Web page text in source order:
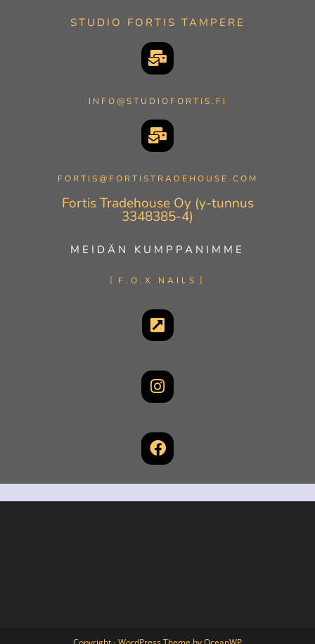
STUDIO FORTIS TAMPERE
INFO@STUDIOFORTIS.FI
FORTIS@FORTISTRADEHOUSE.COM
Fortis Tradehouse Oy (y-tunnus
3348385-4)
MEIDÄN KUMPPANIMME
F.O.X NAILS